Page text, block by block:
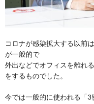
コロナが感染拡大する以前
が一般的で
外出などでオフィスを離れ
をするものでした。
今では一般的に使われる「